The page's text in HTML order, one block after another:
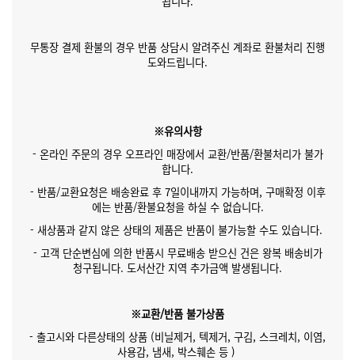
무통장 결제 환불의 경우 반품 상담시 알려주신 계좌로 환불처리 진행
도와드립니다.
※유의사항
- 온라인 주문의 경우 오프라인 매장에서 교환/반품/환불처리가 불가
합니다.
- 반품/교환요청은 배송완료 후 7일이내까지 가능하며, 구매확정 이후
에는 반품/환불요청을 하실 수 없습니다.
- 새상품과 같지 않은 상태의 제품은 반품이 불가능할 수도 있습니다.
- 고객 단순변심에 의한 반품시 무료배송 받으신 건은 왕복 배송비가
청구됩니다. 도서산간 지역 추가금액 발생됩니다.
※교환/반품 불가상품
- 출고시와 다른상태의 상품 (비닐제거, 텍제거, 구김, 스크레치, 이염,
사용감, 냄새, 박스훼손 등 )